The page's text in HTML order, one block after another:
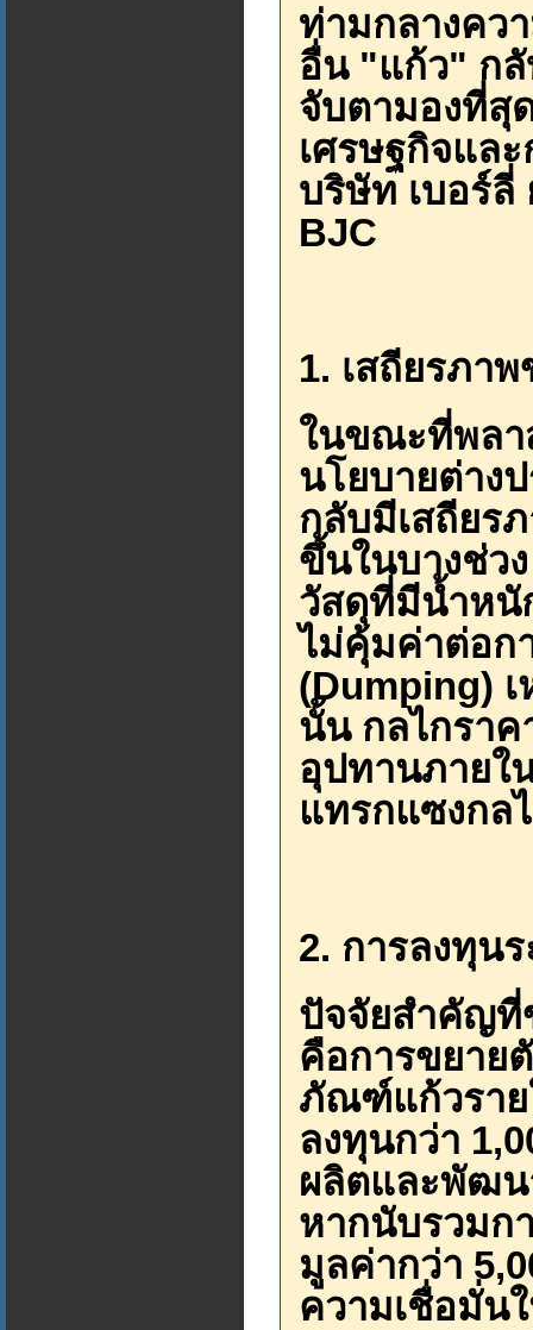
ท่ามกลางคว
อื่น "แก้ว" กลั
จับตามองที่สุ
เศรษฐกิจแล
บริษัท เบอร์ลี่
BJC
1. เสถียรภา
ในขณะที่พลา
นโยบายต่าง
กลับมีเสถียร
ขึ้นในบางช่ว
วัสดุที่มีน้ำหนั
ไม่คุ้มค่าต่อก
(Dumping)
นั้น กลไกราค
อุปทานภายใ
แทรกแซงกล
2. การลงทุน
ปัจจัยสำคัญที่
คือการขยาย
ภัณฑ์แก้วราย
ลงทุนกว่า
ผลิตและพัฒน
หากนับรวมก
มูลค่ากว่า
ความเชื่อมั่น